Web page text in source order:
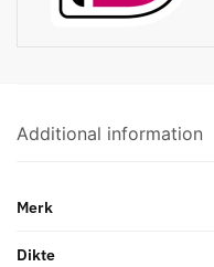
Additional information
Merk
Dikte